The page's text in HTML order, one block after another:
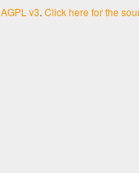
AGPL v3. Click here for the